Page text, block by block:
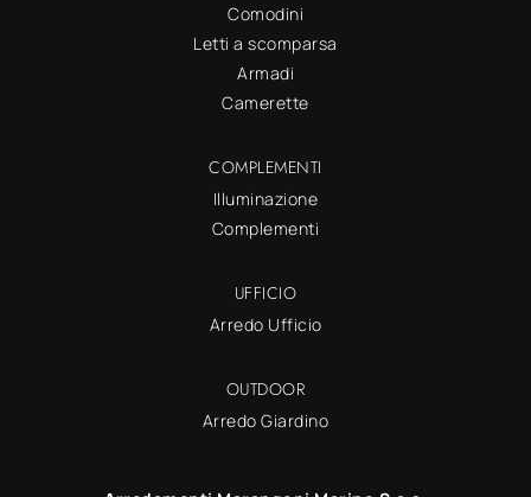
Comodini
Letti a scomparsa
Armadi
Camerette
COMPLEMENTI
Illuminazione
Complementi
UFFICIO
Arredo Ufficio
OUTDOOR
Arredo Giardino